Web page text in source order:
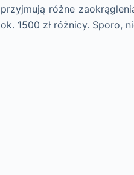
przyjmują różne
ok. 1500 zł różnicy. Sporo,